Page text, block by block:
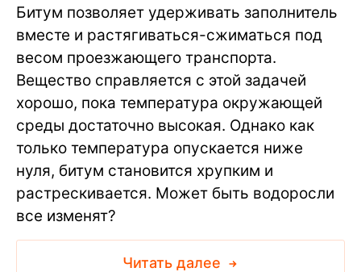
Битум позволяет удерживать заполнитель
вместе и растягиваться-сжиматься под
весом проезжающего транспорта.
Вещество справляется с этой задачей
хорошо, пока температура окружающей
среды достаточно высокая. Однако как
только температура опускается ниже
нуля, битум становится хрупким и
растрескивается. Может быть водоросли
все изменят?
Читать далее